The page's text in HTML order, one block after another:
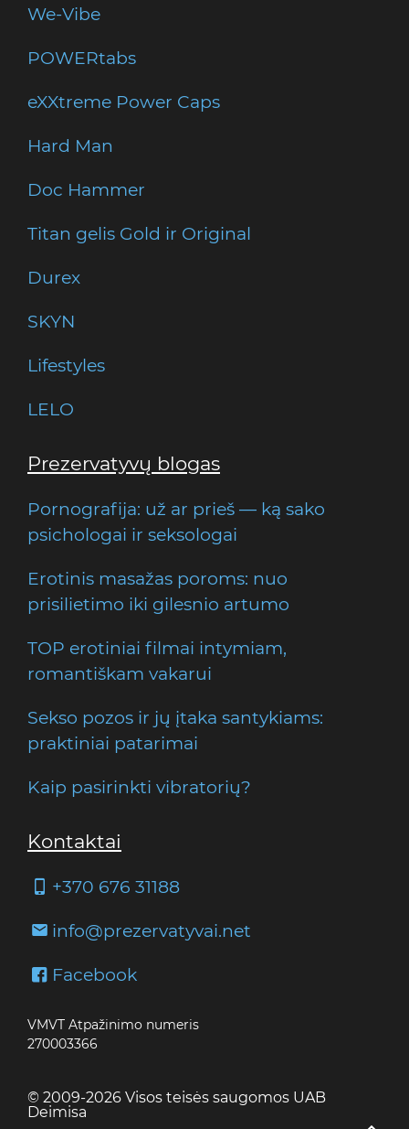
We-Vibe
POWERtabs
eXXtreme Power Caps
Hard Man
Doc Hammer
Titan gelis Gold ir Original
Durex
SKYN
Lifestyles
LELO
Prezervatyvų blogas
Pornografija: už ar prieš — ką sako
psichologai ir seksologai
Erotinis masažas poroms: nuo
prisilietimo iki gilesnio artumo
TOP erotiniai filmai intymiam,
romantiškam vakarui
Sekso pozos ir jų įtaka santykiams:
praktiniai patarimai
Kaip pasirinkti vibratorių?
Kontaktai
+370 676 31188
info@prezervatyvai.net
Facebook
VMVT Atpažinimo numeris
270003366
© 2009-2026 Visos teisės saugomos UAB
Deimisa